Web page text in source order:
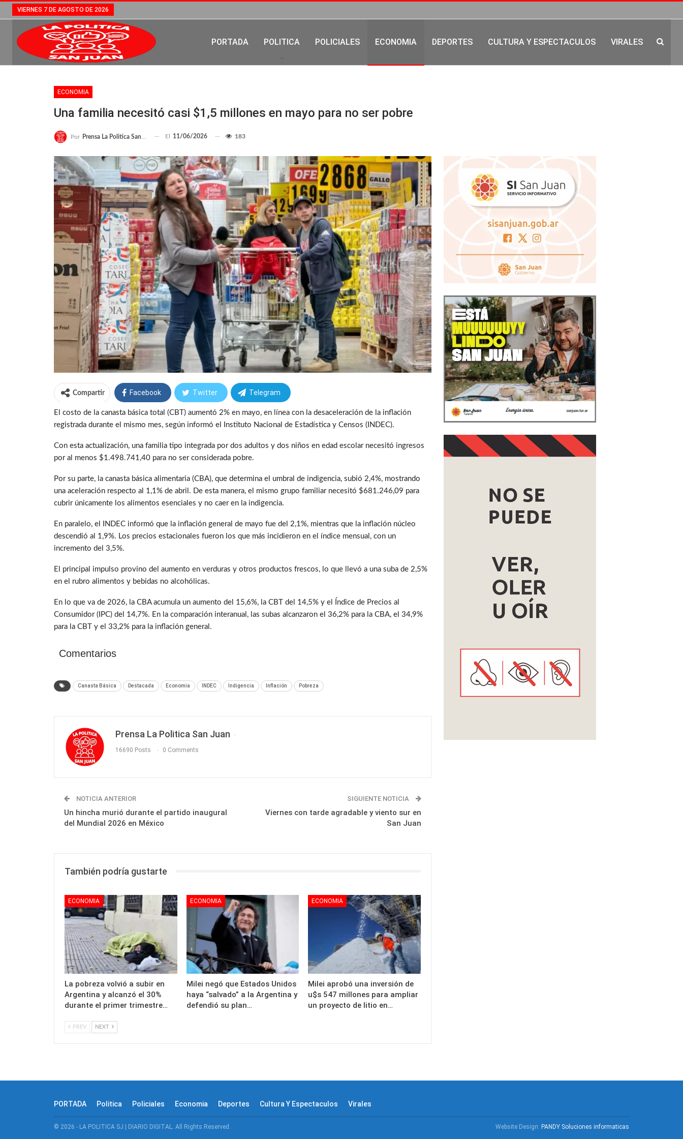
VIERNES 7 DE AGOSTO DE 2026
PORTADA POLITICA POLICIALES ECONOMIA DEPORTES CULTURA Y ESPECTACULOS VIRALES
ECONOMIA
Una familia necesitó casi $1,5 millones en mayo para no ser pobre
Por Prensa La Politica San Juan El 11/06/2026 183
Compartir Facebook Twitter Telegram
El costo de la canasta básica total (CBT) aumentó 2% en mayo, en línea con la desaceleración de la inflación
registrada durante el mismo mes, según informó el Instituto Nacional de Estadística y Censos (INDEC).
Con esta actualización, una familia tipo integrada por dos adultos y dos niños en edad escolar necesitó ingresos
por al menos $1.498.741,40 para no ser considerada pobre.
Por su parte, la canasta básica alimentaria (CBA), que determina el umbral de indigencia, subió 2,4%, mostrando
una aceleración respecto al 1,1% de abril. De esta manera, el mismo grupo familiar necesitó $681.246,09 para
cubrir únicamente los alimentos esenciales y no caer en la indigencia.
En paralelo, el INDEC informó que la inflación general de mayo fue del 2,1%, mientras que la inflación núcleo
descendió al 1,9%. Los precios estacionales fueron los que más incidieron en el índice mensual, con un
incremento del 3,5%.
El principal impulso provino del aumento en verduras y otros productos frescos, lo que llevó a una suba de 2,5%
en el rubro alimentos y bebidas no alcohólicas.
En lo que va de 2026, la CBA acumula un aumento del 15,6%, la CBT del 14,5% y el Índice de Precios al
Consumidor (IPC) del 14,7%. En la comparación interanual, las subas alcanzaron el 36,2% para la CBA, el 34,9%
para la CBT y el 33,2% para la inflación general.
Comentarios
Canasta Básica Destacada Economia INDEC Indigencia Inflación Pobreza
Prensa La Politica San Juan
16690 Posts 0 Comments
NOTICIA ANTERIOR
Un hincha murió durante el partido inaugural
del Mundial 2026 en México
SIGUIENTE NOTICIA
Viernes con tarde agradable y viento sur en
San Juan
También podría gustarte
ECONOMIA
La pobreza volvió a subir en
Argentina y alcanzó el 30%
durante el primer trimestre…
ECONOMIA
Milei negó que Estados Unidos
haya “salvado” a la Argentina y
defendió su plan…
ECONOMIA
Milei aprobó una inversión de
u$s 547 millones para ampliar
un proyecto de litio en…
PREV NEXT
PORTADA Politica Policiales Economia Deportes Cultura Y Espectaculos Virales
© 2026 - LA POLITICA SJ | DIARIO DIGITAL. All Rights Reserved. Website Design: PANDY Soluciones informaticas